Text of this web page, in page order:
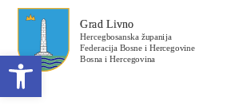
Open toolbar